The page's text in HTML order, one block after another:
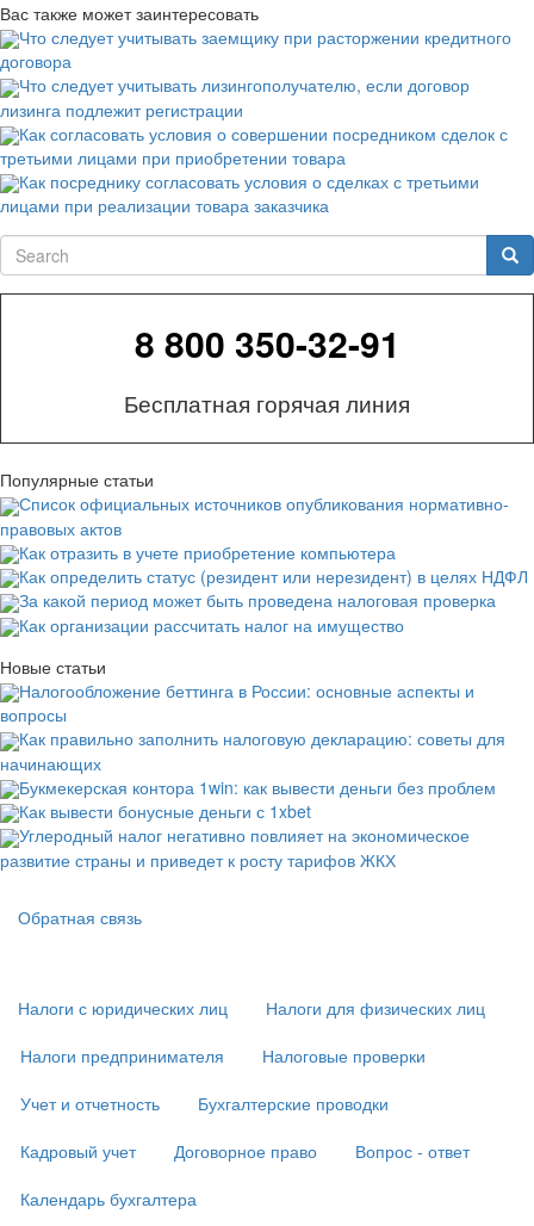
Вас также может заинтересовать
Что следует учитывать заемщику при расторжении кредитного
договора
Что следует учитывать лизингополучателю, если договор
лизинга подлежит регистрации
Как согласовать условия о совершении посредником сделок с
третьими лицами при приобретении товара
Как посреднику согласовать условия о сделках с третьими
лицами при реализации товара заказчика
Search
8 800 350-32-91
Бесплатная горячая линия
Популярные статьи
Список официальных источников опубликования нормативно-
правовых актов
Как отразить в учете приобретение компьютера
Как определить статус (резидент или нерезидент) в целях НДФЛ
За какой период может быть проведена налоговая проверка
Как организации рассчитать налог на имущество
Новые статьи
Налогообложение беттинга в России: основные аспекты и
вопросы
Как правильно заполнить налоговую декларацию: советы для
начинающих
Букмекерская контора 1win: как вывести деньги без проблем
Как вывести бонусные деньги с 1xbet
Углеродный налог негативно повлияет на экономическое
развитие страны и приведет к росту тарифов ЖКХ
Обратная связь
подвале)
Налоги с юридических лиц
Налоги для физических лиц
Налоги предпринимателя
Налоговые проверки
Учет и отчетность
Бухгалтерские проводки
Кадровый учет
Договорное право
Вопрос - ответ
Календарь бухгалтера